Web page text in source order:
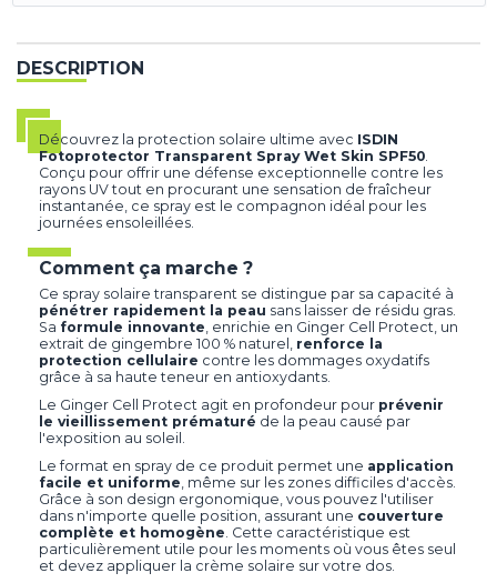
DESCRIPTION
Découvrez la protection solaire ultime avec ISDIN
Fotoprotector Transparent Spray Wet Skin SPF50
Conçu pour offrir une défense exceptionnelle contre les
rayons UV tout en procurant une sensation de fraîcheur
instantanée, ce spray est le compagnon idéal pour les
journées ensoleillées.
Comment ça marche ?
Ce spray solaire transparent se distingue par sa capacité à
pénétrer rapidement la peau sans laisser de résidu gras.
Sa formule innovante , enrichie en Ginger Cell Protect, un
extrait de gingembre 100 % naturel, renforce la
protection cellulaire contre les dommages oxydatifs
grâce à sa haute teneur en antioxydants.
Le Ginger Cell Protect agit en profondeur pour prévenir
le vieillissement prématuré de la peau causé par
l'exposition au soleil.
Le format en spray de ce produit permet une application
facile et uniforme , même sur les zones difficiles d'accès.
Grâce à son design ergonomique, vous pouvez l'utiliser
dans n'importe quelle position, assurant une couverture
complète et homogène . Cette caractéristique est
particulièrement utile pour les moments où vous êtes seul
et devez appliquer la crème solaire sur votre dos.